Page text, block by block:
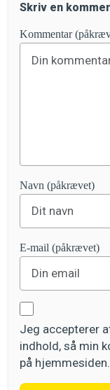
Skriv en
Kommentar
Navn (påkrævet)
E-mail (påkrævet)
Jeg accepterer
indhold, så min
på hjemmesiden.